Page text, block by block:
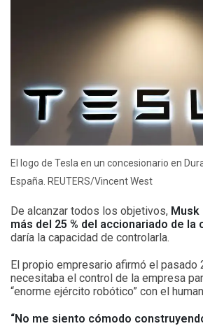
El logo de Tesla en un concesionario en
España. REUTERS/Vincent West
De alcanzar todos los objetivos, Musk
más del 25 % del accionariado de la
daría la capacidad de controlarla.
El propio empresario afirmó el pasado
necesitaba el control de la empresa
“enorme ejército robótico” con el
“No me siento cómodo